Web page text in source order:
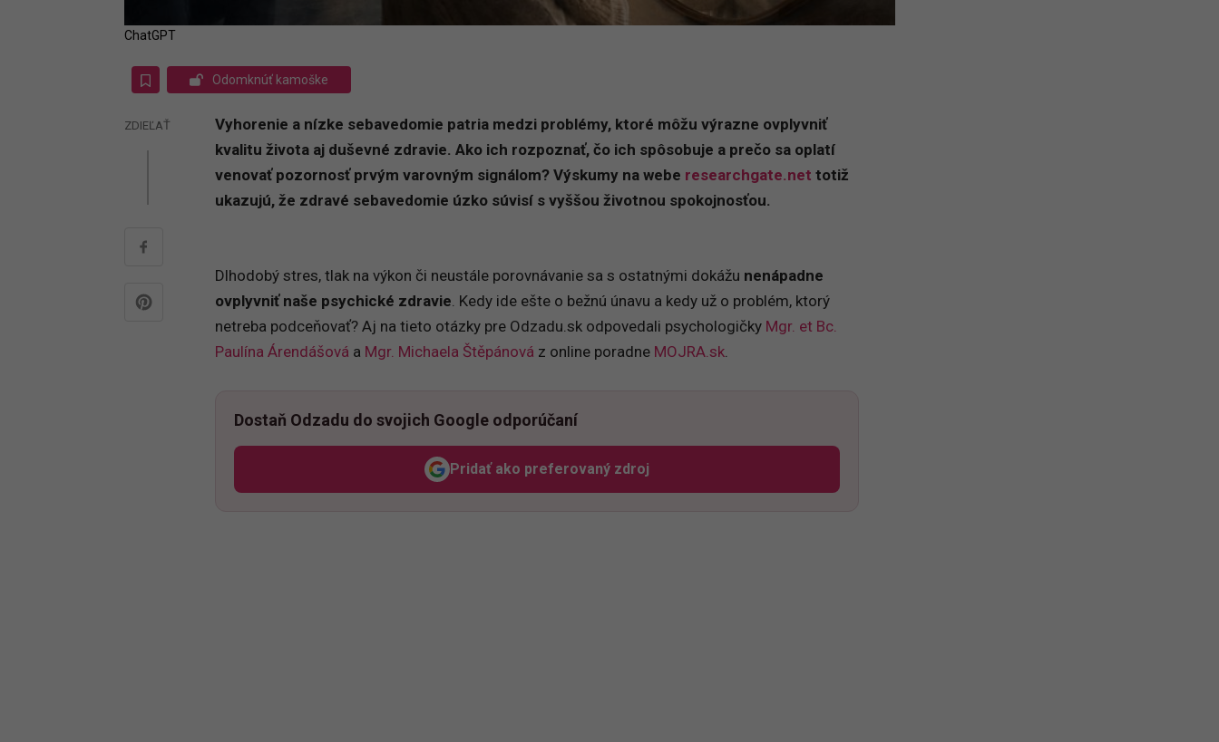
ChatGPT
Odomknúť kamoške
ZDIEĽAŤ
Vyhorenie a nízke sebavedomie patria medzi problémy, ktoré môžu výrazne ovplyvniť
kvalitu života aj duševné zdravie. Ako ich rozpoznať, čo ich spôsobuje a prečo sa oplatí
venovať pozornosť prvým varovným signálom? Výskumy na webe researchgate.net totiž
ukazujú, že zdravé sebavedomie úzko súvisí s vyššou životnou spokojnosťou.
Dlhodobý stres, tlak na výkon či neustále porovnávanie sa s ostatnými dokážu nenápadne
ovplyvniť naše psychické zdravie . Kedy ide ešte o bežnú únavu a kedy už o problém, ktorý
netreba podceňovať? Aj na tieto otázky pre Odzadu.sk odpovedali psychologičky Mgr. et Bc.
Paulína Árendášová a Mgr. Michaela Štěpánová z online poradne MOJRA.sk
Dostaň Odzadu do svojich Google odporúčaní
Pridať ako preferovaný zdroj
Odzadu, odkaz sa otvorí v novom okne